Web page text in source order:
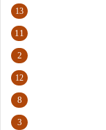
13
11
2
12
8
3